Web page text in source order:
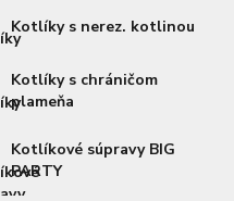
Kotlíky s nerez. kotlinou
Kotlíky s chráničom
plameňa
Kotlíkové súpravy BIG
PARTY